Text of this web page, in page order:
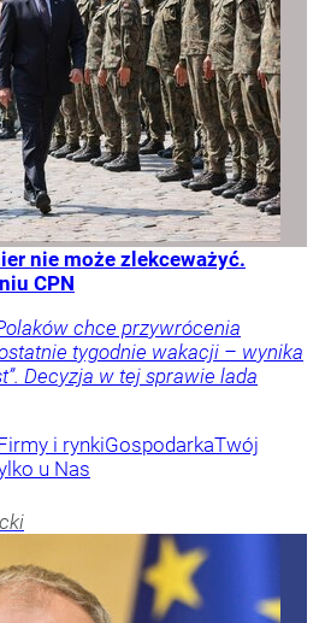
nie może zlekceważyć.
CPN
chce przywrócenia
tygodnie wakacji – wynika
Decyzja w tej sprawie lada
i rynkiGospodarkaTwój
u Nas